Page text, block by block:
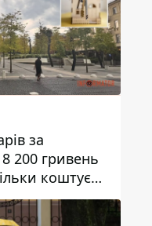
за
200 гривень
коштує